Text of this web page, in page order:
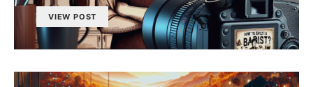
VIEW POST